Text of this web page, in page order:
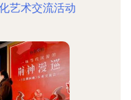
艺术交流活动